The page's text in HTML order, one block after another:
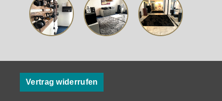
Vertrag widerrufen